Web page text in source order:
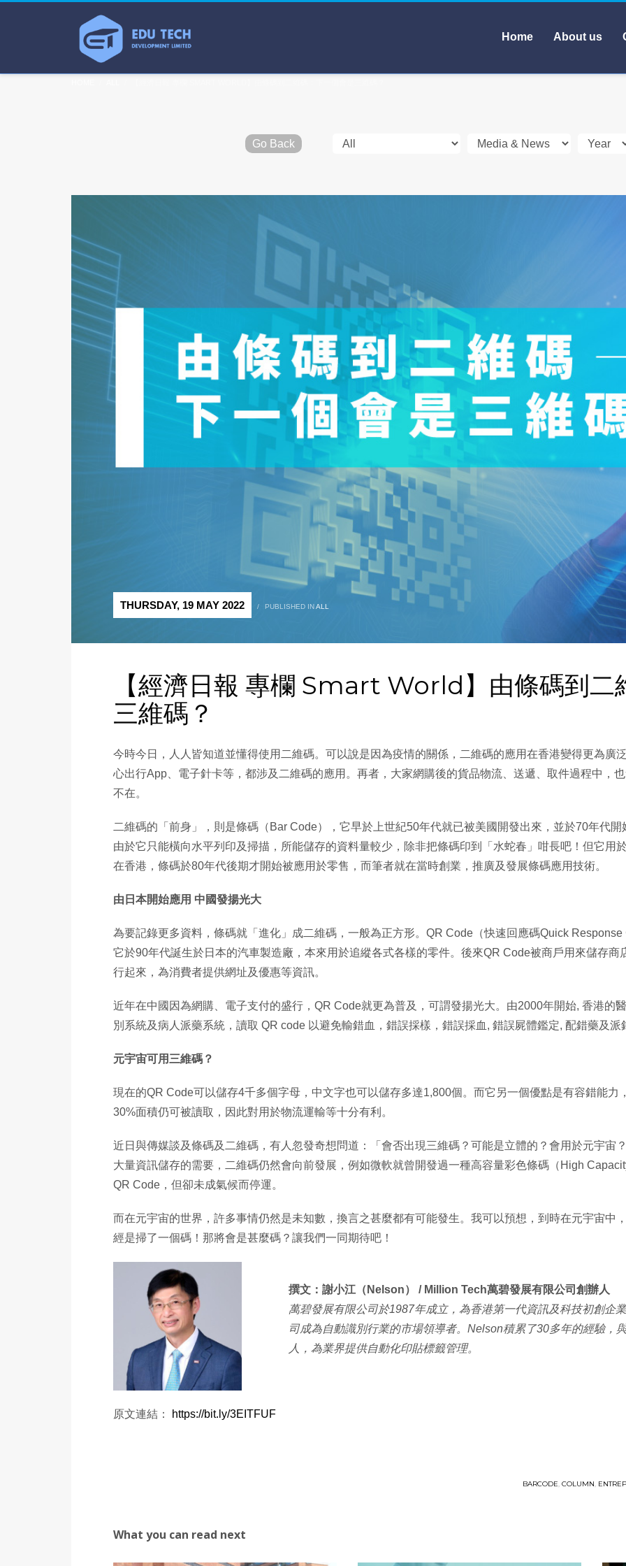
Home About us
Go Back
THURSDAY, 19 MAY 2022 / PUBLISHED INALL
【經濟日報 專欄 Smart World】由條碼到二
三維碼？
今時今日，人人皆知道並懂得使用二維碼。可以說是因為疫情的關係，二維碼的應用在香港變得更為廣
心出行App、電子針卡等，都涉及二維碼的應用。再者，大家網購後的貨品物流、送遞、取件過程中，
不在。
二維碼的「前身」，則是條碼（Bar Code），它早於上世紀50年代就已被美國開發出來，並於70年代
由於它只能橫向水平列印及掃描，所能儲存的資料量較少，除非把條碼印到「水蛇春」咁長吧！但它用
在香港，條碼於80年代後期才開始被應用於零售，而筆者就在當時創業，推廣及發展條碼應用技術。
由日本開始應用 中國發揚光大
為要記錄更多資料，條碼就「進化」成二維碼，一般為正方形。QR Code（快速回應碼Quick
它於90年代誕生於日本的汽車製造廠，本來用於追縱各式各樣的零件。後來QR Code被商戶用來儲存
行起來，為消費者提供網址及優惠等資訊。
近年在中國因為網購、電子支付的盛行，QR Code就更為普及，可謂發揚光大。由2000年開始, 香港的
別系統及病人派藥系統，讀取 QR code 以避免輸錯血，錯誤採樣，錯誤採血, 錯誤屍體鑑定, 配錯藥及派
元宇宙可用三維碼？
現在的QR Code可以儲存4千多個字母，中文字也可以儲存多達1,800個。而它另一個優點是有容錯能力
30%面積仍可被讀取，因此對用於物流運輸等十分有利。
近日與傳媒談及條碼及二維碼，有人忽發奇想問道：「會否出現三維碼？可能是立體的？會用於元宇宙
大量資訊儲存的需要，二維碼仍然會向前發展，例如微軟就曾開發過一種高容量彩色條碼（High
QR Code，但卻未成氣候而停運。
而在元宇宙的世界，許多事情仍然是未知數，換言之甚麼都有可能發生。我可以預想，到時在元宇宙中
經是掃了一個碼！那將會是甚麼碼？讓我們一同期待吧！
撰文：謝小江（Nelson） / Million Tech萬碧發展有限公司創辦人
萬碧發展有限公司於1987年成立，為香港第一代資訊及科技初創企
司成為自動識別行業的市場領導者。Nelson積累了30多年的經驗，
人，為業界提供自動化印貼標籤管理。
原文連結： https://bit.ly/3EITFUF
BARCODE, COLUMN,
What you can read next